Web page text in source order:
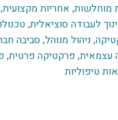
מוחלשות, אחריות מקצועית,
לעבודה סוציאלית,
, ניהול מנוהל, סביבה
עצמאית, פרקטיקה פרטית,
טיפוליות